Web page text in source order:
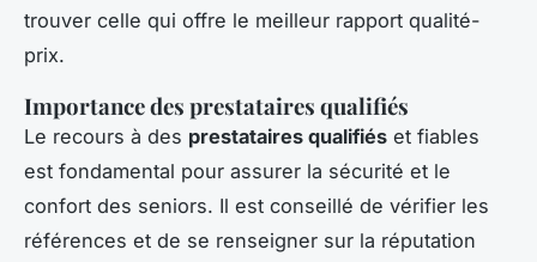
trouver celle qui offre le meilleur rapport qualité-
prix.
Importance des prestataires qualifiés
Le recours à des prestataires qualifiés et fiables
est fondamental pour assurer la sécurité et le
confort des seniors. Il est conseillé de vérifier les
références et de se renseigner sur la réputation